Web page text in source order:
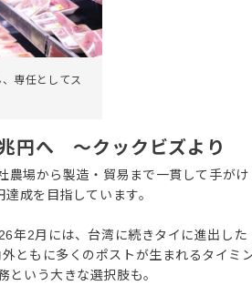
専任としてス
円へ ～クックビズより
農場から製造・貿易まで一貫して手がけ
成を目指しています。
年2月には、台湾に続きタイに進出した
ともに多くのポストが生まれるタイミ
いう大きな選択肢も。